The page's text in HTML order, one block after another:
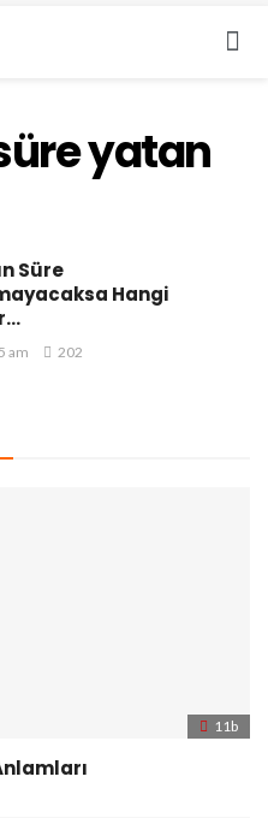
yatan
Süre
Hangi
am 202
11b